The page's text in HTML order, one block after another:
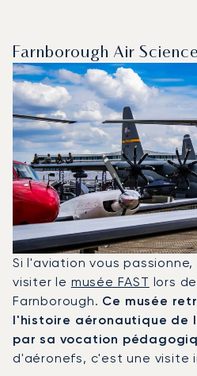
Farnborough Air
Si l'aviation vous
visiter le musée FAST lors
Farnborough. Ce musée
l'histoire aéronautique de
par sa vocation
d'aéronefs, c'est une visite